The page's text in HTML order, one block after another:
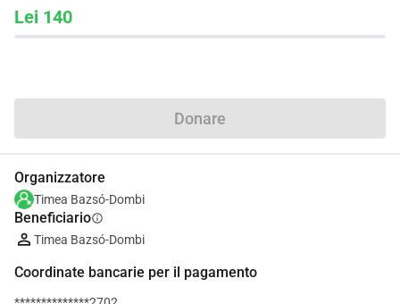
Lei 140
Donare
Organizzatore
Timea Bazsó-Dombi
Beneficiarioinfo
Timea Bazsó-Dombi
Coordinate bancarie per il pagamento